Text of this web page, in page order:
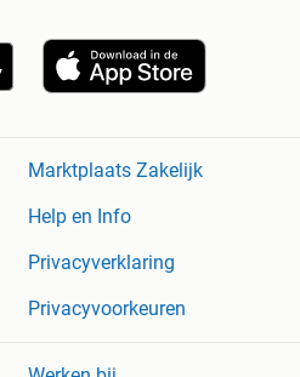
Marktplaats Zakelijk
Help en Info
Privacyverklaring
Privacyvoorkeuren